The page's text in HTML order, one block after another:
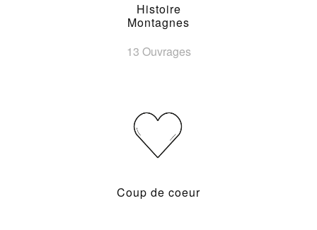
Histoire
Montagnes
13 Ouvrages
Coup de coeur